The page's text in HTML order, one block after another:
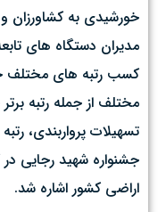
خورشیدی به کشاورزان
مدیران دستگاه های
کسب رتبه های مختلف
مختلف از جمله رتبه
تسهیلات پرواربندی،
جشنواره شهید رجایی در
اراضی کشور اشاره شد.